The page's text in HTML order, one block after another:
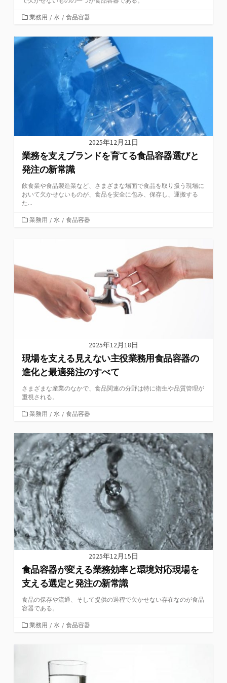
カ
ゴ
業務用 / 水 / 食品容器
2025年12月21日
業務を支えブランドを育てる食品容器選びと
発注の新常識
飲食業や食品製造業など、さまざまな場面で食品を取り扱う現場に
おいて欠かせないものが、食品を安全に包み、保存し、運搬する
た...
カ業務用 / 水 / 食品容器
2025年12月18日
現場を支える見えない主役業務用食品容器の
進化と最適発注のすべて
さまざまな産業のなかで、食品関連の分野は特に衛生や品質管理が
重視される。
カ
ゴ
リ
ー
業務用 / 水 / 食品容器
2025年12月15日
食品容器が変える業務効率と環境対応現場を
支える選定と発注の新常識
食品の保存や流通、そして提供の過程で欠かせない存在なのが食品
容器である。
カ業務用 / 水 / 食品容器